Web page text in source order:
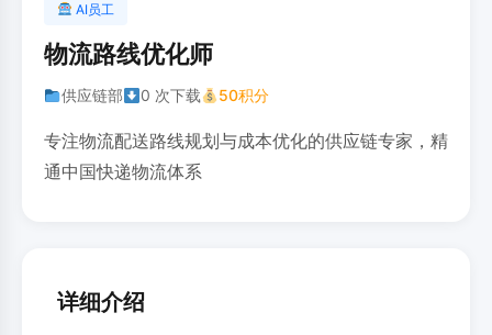
AI员工
物流路线优化师
供应链部 0 次下载 50积分
专注物流配送路线规划与成本优化的供应链专家，精
通中国快递物流体系
详细介绍